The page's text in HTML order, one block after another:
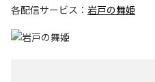
各配信サービス： 岩戸の舞姫